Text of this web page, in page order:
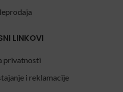
LINKOVI
privatnosti
i reklamacije